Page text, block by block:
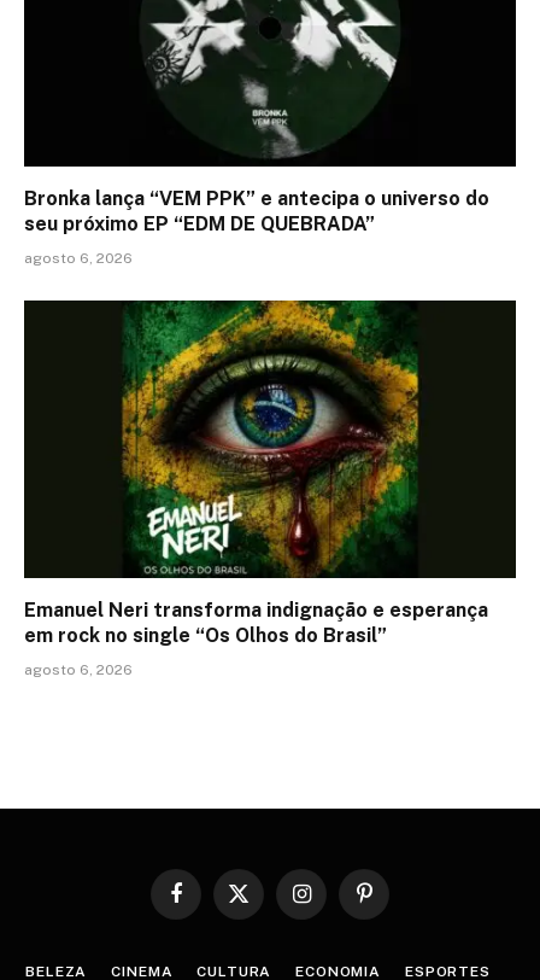
Bronka lança “VEM PPK” e antecipa o universo do
seu próximo EP “EDM DE QUEBRADA”
agosto 6, 2026
Emanuel Neri transforma indignação e esperança
em rock no single “Os Olhos do Brasil”
agosto 6, 2026
Facebook
X
InstagramPinterest
BELEZA CINEMA CULTURA ECONOMIA ESPORTES